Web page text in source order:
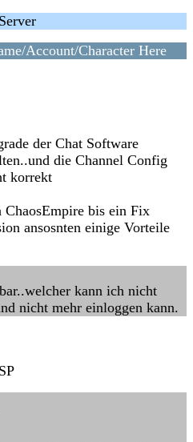
Account/Character Here
der Chat Software
die Channel Config
korrekt
bis ein Fix
ansosnten einige Vorteile
kann ich nicht
nicht mehr einloggen kann.